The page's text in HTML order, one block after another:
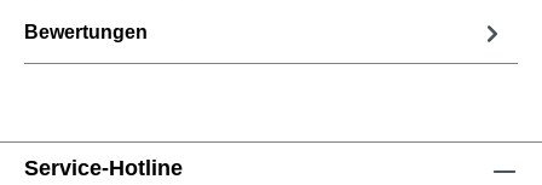
Bewertungen
Service-Hotline